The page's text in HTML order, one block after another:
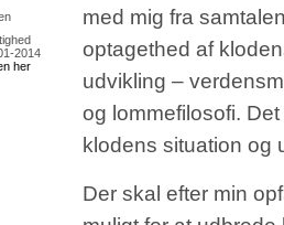
2014
her
med mig fra
optagethed af
udvikling –
og lommefilosofi.
klodens situation og
Der skal efter min